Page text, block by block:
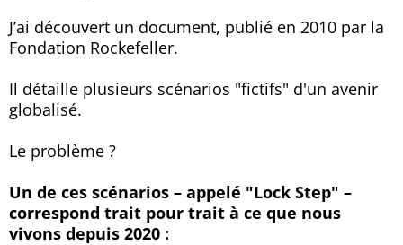
J’ai découvert un document, publié en 2010 par la
Fondation Rockefeller.
Il détaille plusieurs scénarios "fictifs" d'un avenir
globalisé.
Le problème ?
Un de ces scénarios – appelé "Lock Step" –
correspond trait pour trait à ce que nous
vivons depuis 2020 :